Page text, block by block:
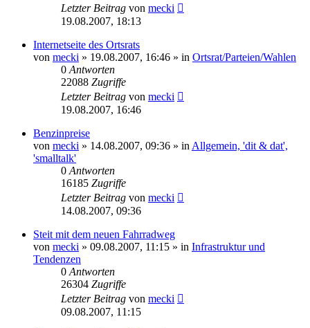
Letzter Beitrag von mecki
19.08.2007, 18:13
Internetseite des Ortsrats
von mecki » 19.08.2007, 16:46 » in Ortsrat/Parteien/Wahlen
0 Antworten
22088 Zugriffe
Letzter Beitrag von mecki
19.08.2007, 16:46
Benzinpreise
von mecki » 14.08.2007, 09:36 » in Allgemein, 'dit & dat',
'smalltalk'
0 Antworten
16185 Zugriffe
Letzter Beitrag von mecki
14.08.2007, 09:36
Steit mit dem neuen Fahrradweg
von mecki » 09.08.2007, 11:15 » in Infrastruktur und
Tendenzen
0 Antworten
26304 Zugriffe
Letzter Beitrag von mecki
09.08.2007, 11:15